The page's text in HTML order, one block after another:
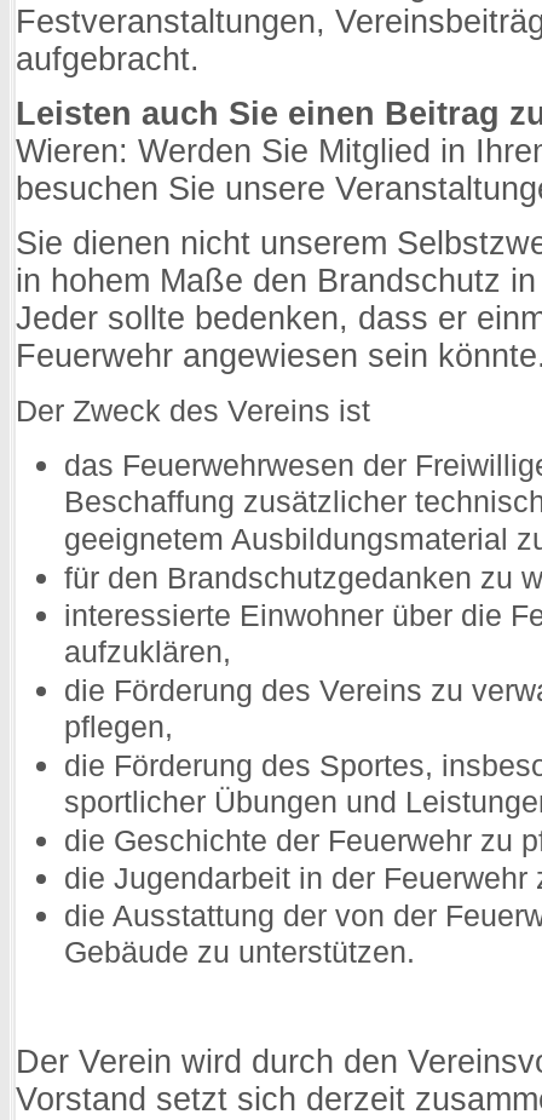
Festveranstaltungen,
aufgebracht.
Leisten auch Sie einen Beitrag
Wieren: Werden Sie Mitglied in
besuchen Sie unsere
Sie dienen nicht unserem
in hohem Maße den Brandschutz
Jeder sollte bedenken, dass er
Feuerwehr angewiesen sein
Der Zweck des Vereins ist
das Feuerwehrwesen der
Beschaffung zusätzlicher
geeignetem Ausbildungsmaterial
für den Brandschutzgedanken zu
interessierte Einwohner über die
aufzuklären,
die Förderung des Vereins zu
pflegen,
die Förderung des Sportes,
sportlicher Übungen und
die Geschichte der Feuerwehr zu
die Jugendarbeit in der Feuerwehr
die Ausstattung der von der
Gebäude zu unterstützen.
Der Verein wird durch den
Vorstand setzt sich derzeit